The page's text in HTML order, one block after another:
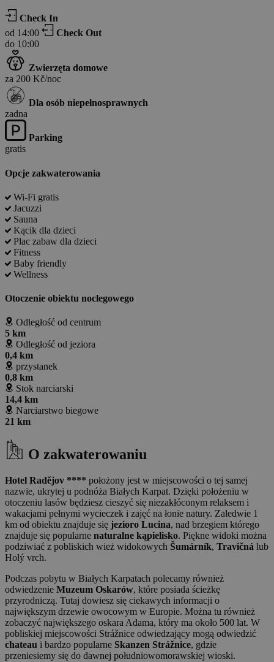
Check In
od 14:00
Check Out
do 10:00
Zwierzęta domowe
za 200 Kč/noc
Dla osób niepełnosprawnych
zadna
Parking
gratis
Opcje zakwaterowania
Wi-Fi gratis
Jacuzzi
Sauna
Kącik dla dzieci
Plac zabaw dla dzieci
Fitness
Baby friendly
Wellness
Otoczenie obiektu noclegowego
Odległość od centrum
5 km
Odległość od jeziora
0,4 km
przystanek
0,8 km
Stok narciarski
14,4 km
Narciarstwo biegowe
21 km
O zakwaterowaniu
Hotel Radějov **** położony jest w miejscowości o tej samej
nazwie, ukrytej u podnóża Białych Karpat. Dzięki położeniu w
otoczeniu lasów będziesz cieszyć się niezakłóconym relaksem i
wakacjami pełnymi wycieczek i zajęć na łonie natury. Zaledwie 1
km od obiektu znajduje się jezioro Lucina, nad brzegiem którego
znajduje się popularne naturalne kąpielisko. Piękne widoki można
podziwiać z pobliskich wież widokowych Šumárník, Travičná lub
Holý vrch.
Podczas pobytu w Białych Karpatach polecamy również
odwiedzenie Muzeum Oskarów, które posiada ścieżkę
przyrodniczą. Tutaj dowiesz się ciekawych informacji o
największym drzewie owocowym w Europie. Można tu również
zobaczyć największego oskara Adama, który ma około 500 lat. W
pobliskiej miejscowości Strážnice odwiedzający mogą odwiedzić
chateau i bardzo popularne Skanzen Strážnice, gdzie
przeniesiemy się do dawnej południowomorawskiej wioski.